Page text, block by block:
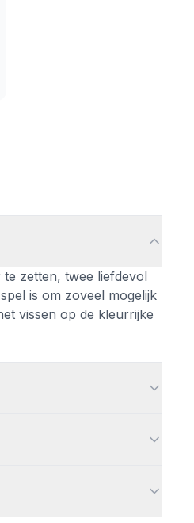
zetten, twee liefdevol
is om zoveel mogelijk
vissen op de kleurrijke